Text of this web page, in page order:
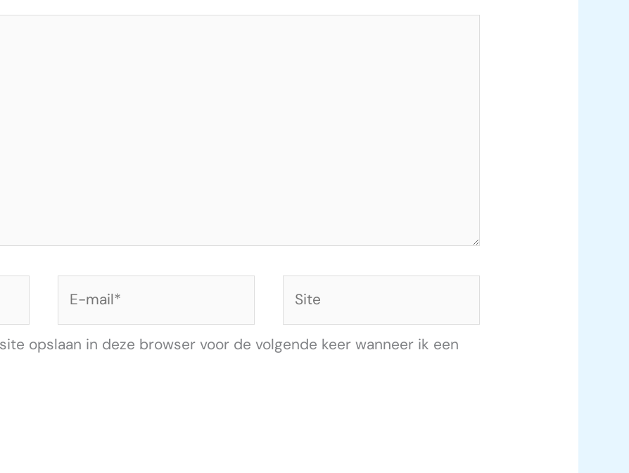
opslaan in deze browser voor de volgende keer wanneer ik een